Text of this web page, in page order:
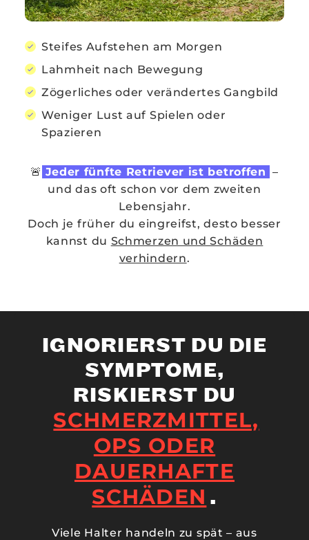
Steifes Aufstehen am Morgen
Lahmheit nach Bewegung
Zögerliches oder verändertes Gangbild
Weniger Lust auf Spielen oder
Spazieren
🚨 Jeder fünfte Retriever ist betroffen –
und das oft schon vor dem zweiten
Lebensjahr.
Doch je früher du eingreifst, desto besser
kannst du Schmerzen und Schäden
verhindern.
IGNORIERST DU DIE
SYMPTOME,
RISKIERST DU
SCHMERZMITTEL,
OPS ODER
DAUERHAFTE
SCHÄDEN .
Viele Halter handeln zu spät – aus